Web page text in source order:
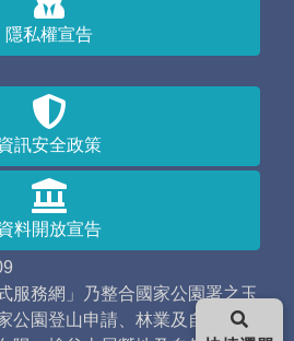
隱私權宣告
訊安全政策
料開放宣告
服務網」乃整合國家公園署之玉
公園登山申請、林業及自然保育